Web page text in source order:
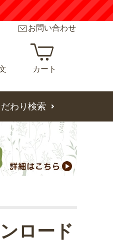
お問い合わせ
カート
だわり検索
ロード